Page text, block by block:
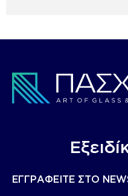
ΕΓΓΡΑΦΕΙΤΕ ΣΤΟ